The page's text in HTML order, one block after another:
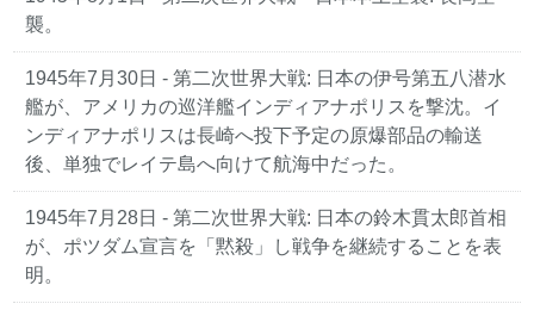
襲。
1945年7月30日 - 第二次世界大戦: 日本の伊号第五八潜水
艦が、アメリカの巡洋艦インディアナポリスを撃沈。イ
ンディアナポリスは長崎へ投下予定の原爆部品の輸送
後、単独でレイテ島へ向けて航海中だった。
1945年7月28日 - 第二次世界大戦: 日本の鈴木貫太郎首相
が、ポツダム宣言を「黙殺」し戦争を継続することを表
明。